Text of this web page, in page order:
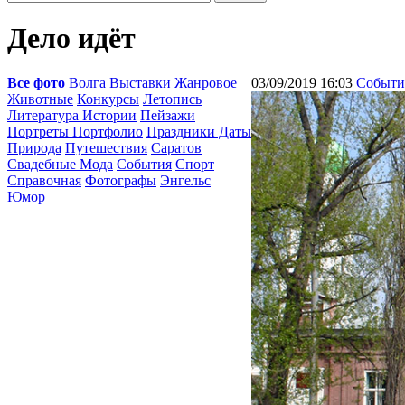
Дело идёт
Все фото Волга Выставки Жанровое
Животные Конкурсы Летопись
Литература Истории Пейзажи
Портреты Портфолио Праздники Даты
Природа Путешествия Саратов
Свадебные Мода События Спорт
Справочная Фотографы Энгельс
Юмор
03/09/2019 16:03